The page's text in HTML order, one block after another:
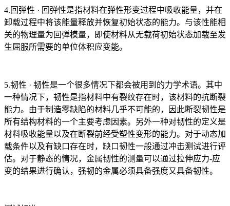
4.回弹性 · 回弹性是指材料在弹性形变过程中吸收能量，并在
卸载过程中将该能量释放并恢复初始状态的能力。与该性能相
关的物理量为回弹模量，即使材料从无载荷初始状态加载至发
生屈服所需要的单位体积应变能。
5.韧性 · 韧性是一个很多情况下都会被用到的力学术语。其中
一种情况下，韧性是指材料中有裂纹存在时，该材料的抗断裂
能力。由于制造零缺陷的材料几乎不可能的，因此断裂韧性是
所有结构材料的一个主要考虑因素。另外一种对韧性的定义是
材料吸收能量以及在断裂前经受塑性变形的能力。对于动态加
载条件以及有缺口存在时，缺口韧性一般通过冲击测试进行评
估。对于静态的情况，金属韧性的测量可以通过拉伸应力-应
变的结果进行确认，强韧的金属必须具备强度又具备韧性。